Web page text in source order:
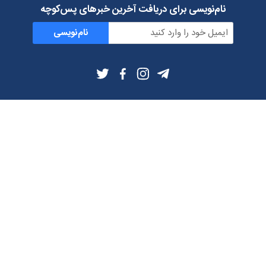
نام‌نویسی برای دریافت آخرین خبرهای پس‌کوچه
نام‌نویسی